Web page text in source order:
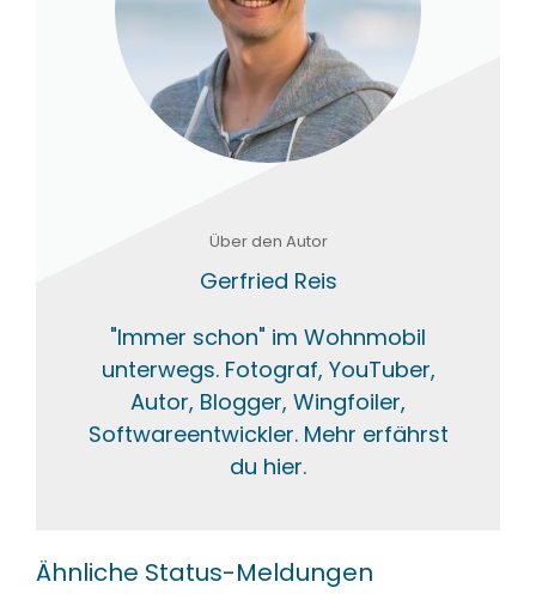
Über den Autor
Gerfried Reis
"Immer schon" im Wohnmobil
unterwegs. Fotograf, YouTuber,
Autor, Blogger, Wingfoiler,
Softwareentwickler. Mehr erfährst
du hier.
Ähnliche Status-Meldungen